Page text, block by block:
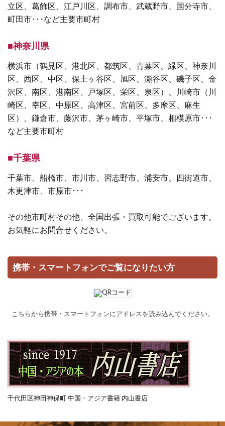
立区、葛飾区、江戸川区、調布市、武蔵野市、国分寺市、
町田市･･･など主要市町村
■神奈川県
横浜市（鶴見区、港北区、都筑区、青葉区、緑区、神奈川
区、西区、中区、保土ヶ谷区、旭区、瀬谷区、磯子区、金
沢区、南区、港南区、戸塚区、栄区、泉区）、川崎市（川
崎区、幸区、中原区、高津区、宮前区、多摩区、麻生
区）、鎌倉市、藤沢市、茅ヶ崎市、平塚市、相模原市･･･
など主要市町村
■千葉県
千葉市、船橋市、市川市、習志野市、浦安市、四街道市、
木更津市、市原市･･･
その他市町村その他、全国出張・買取可能でございます。
お気軽にお問合せください。
携帯・スマートフォンでご覧になりたい方
こちらから携帯・スマートフォンにアドレスを読み込んでください。
千代田区神田神保町 中国・アジア書籍 内山書店